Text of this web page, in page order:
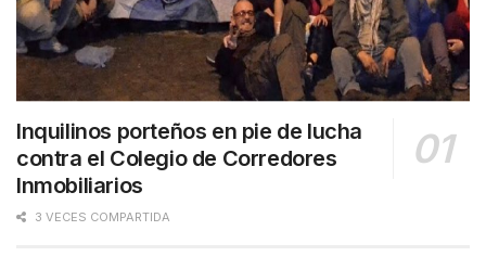
Inquilinos porteños en pie de lucha
contra el Colegio de Corredores
Inmobiliarios
3 VECES COMPARTIDA